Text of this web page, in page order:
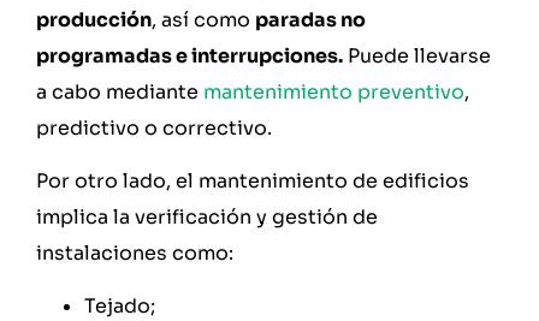
producción, así como paradas no
programadas e interrupciones. Puede llevarse
a cabo mediante mantenimiento preventivo,
predictivo o correctivo.
Por otro lado, el mantenimiento de edificios
implica la verificación y gestión de
instalaciones como:
Tejado;